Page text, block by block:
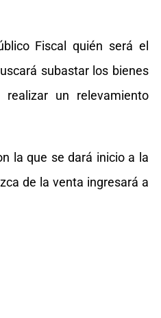
Fiscal quién será el
subastar los bienes
un relevamiento
la que se dará inicio a la
de la venta ingresará a